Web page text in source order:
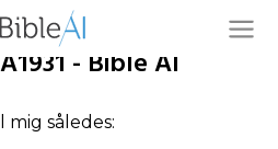
- Bible AI
mig således: